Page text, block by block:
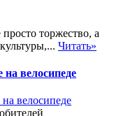
торжество, а
Читать»
велосипеде